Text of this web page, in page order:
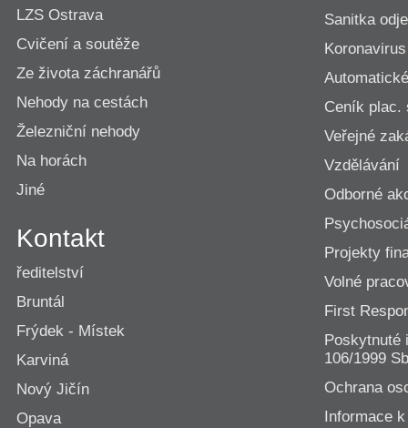
LZS Ostrava
Cvičení a soutěže
Ze života záchranářů
Nehody na cestách
Železniční nehody
Na horách
Jiné
Kontakt
ředitelství
Bruntál
Frýdek - Místek
Karviná
Nový Jičín
Opava
Sanitka
Koronavirus
Ceník plac.
Veřejné
Vzdělávání
Odborné
Projekty
Volné
First
Poskytnuté
106/1999
Ochrana
Informace